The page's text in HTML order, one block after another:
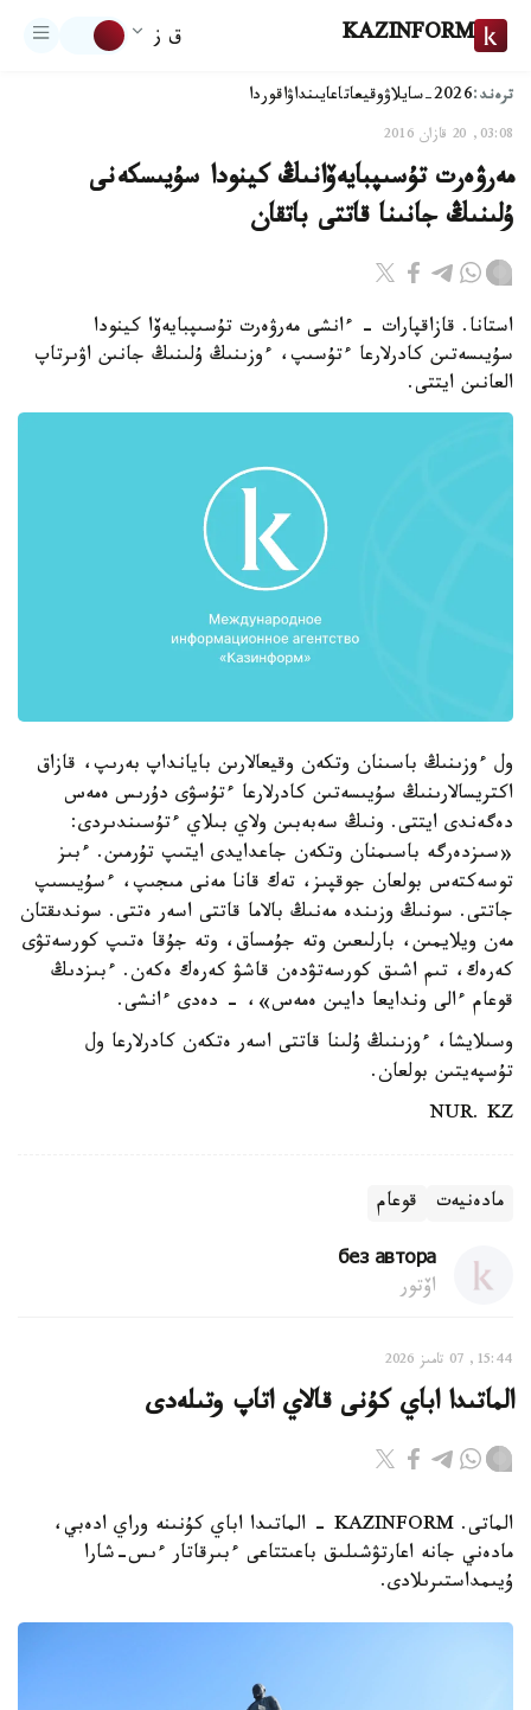
KAZINFORM ق ز
ترەند:2026-سايلاۋ وقيعاتاعايىنداۋاقوردا
03:08, 20 قازان 2016
مەرۋەرت تۇسىپبايەۆانىڭ كينودا سۇيىسكەنى
ۇلىنىڭ جانىنا قاتتى باتقان
استانا. قازاقپارات - ءانشى مەرۋەرت تۇسىپبايەۆا كينودا
سۇيىسەتىن كادرلارعا ءتۇسىپ، ءوزىنىڭ ۇلىنىڭ جانىن اۋىرتاپ
العانىن ايتتى.
ول ءوزىنىڭ باسىنان وتكەن وقيعالارىن بايانداپ بەرىپ، قازاق
اكتريسالارىنىڭ سۇيىسەتىن كادرلارعا ءتۇسۋى دۇرىس ەمەس
دەگەندى ايتتى. ونىڭ سەبەبىن ولاي بىلاي ءتۇسىندىردى:
«سىزدەرگە باسىمنان وتكەن جاعدايدى ايتىپ تۇرمىن. ءبىز
توسەكتەس بولعان جوقپىز، تەك قانا مەنى مىجىپ، ءسۇيىسىپ
جاتتى. سونىڭ وزىندە مەنىڭ بالاما قاتتى اسەر ەتتى. سوندىقتان
مەن ويلايمىن، بارلىعىن وتە جۇمساق، وتە جۇقا ەتىپ كورسەتۋى
كەرەك، تىم اشىق كورسەتۋدەن قاشۋ كەرەك ەكەن. ءبىزدىڭ
قوعام ءالى وندايعا دايىن ەمەس»، - دەدى ءانشى.
وسىلايشا، ءوزىنىڭ ۇلىنا قاتتى اسەر ەتكەن كادرلارعا ول
تۇسپەيتىن بولعان.
NUR. KZ
مادەنيەت قوعام
без автора
اۆتور
15:44, 07 تامىز 2026
الماتىدا اباي كۇنى قالاي اتاپ وتىلەدى
الماتى. KAZINFORM - الماتىدا اباي كۇنىنە وراي ادەبي،
مادەني جانە اعارتۋشىلىق باعىتتاعى ءبىرقاتار ءىس-شارا
ۇيىمداستىرىلادى.